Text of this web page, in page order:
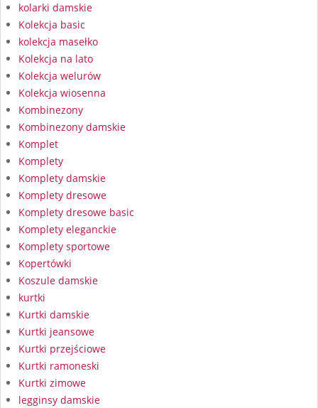
kolarki damskie
Kolekcja basic
kolekcja masełko
Kolekcja na lato
Kolekcja welurów
Kolekcja wiosenna
Kombinezony
Kombinezony damskie
Komplet
Komplety
Komplety damskie
Komplety dresowe
Komplety dresowe basic
Komplety eleganckie
Komplety sportowe
Kopertówki
Koszule damskie
kurtki
Kurtki damskie
Kurtki jeansowe
Kurtki przejściowe
Kurtki ramoneski
Kurtki zimowe
legginsy damskie